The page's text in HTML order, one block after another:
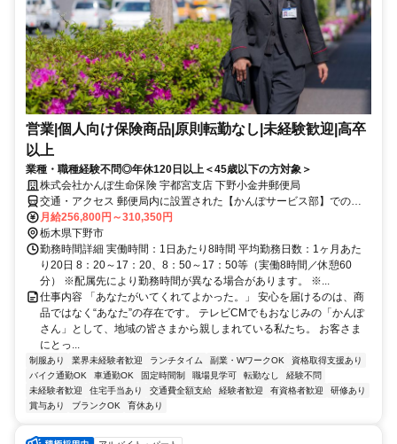
営業|個人向け保険商品|原則転勤なし|未経験歓迎|高卒
以上
業種・職種経験不問◎年休120日以上＜45歳以下の方対象＞
株式会社かんぽ生命保険 宇都宮支店 下野小金井郵便局
交通・アクセス 郵便局内に設置された【かんぽサービス部】での勤
務となります
月給256,800円～310,350円
栃木県下野市
勤務時間詳細 実働時間：1日あたり8時間 平均勤務日数：1ヶ月あた
り20日 8：20～17：20、8：50～17：50等（実働8時間／休憩60
分） ※配属先により勤務時間が異なる場合があります。 ※...
仕事内容 「あなたがいてくれてよかった。」 安心を届けるのは、商
品ではなく“あなた”の存在です。 テレビCMでもおなじみの「かんぽ
さん」として、地域の皆さまから親しまれている私たち。 お客さま
にとっ...
制服あり 業界未経験者歓迎 ランチタイム 副業・WワークOK
資格取得支援あり
バイク通勤OK
車通勤OK 固定時間制 職場見学可 転勤なし
経験不問
未経験者歓迎
住宅手当あり 交通費全額支給 経験者歓迎 有資格者歓迎
研修あり
賞与あり
ブランクOK 育休あり